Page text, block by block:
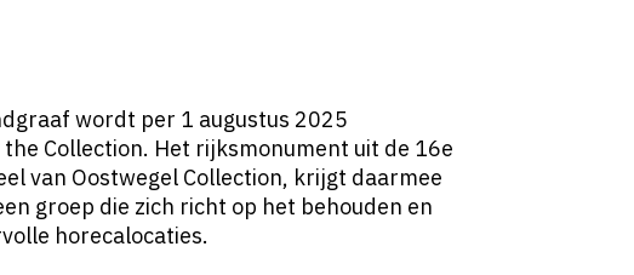
wordt per 1 augustus 2025
Collection. Het rijksmonument uit de 16e
van Oostwegel Collection, krijgt daarmee
groep die zich richt op het behouden en
horecalocaties.